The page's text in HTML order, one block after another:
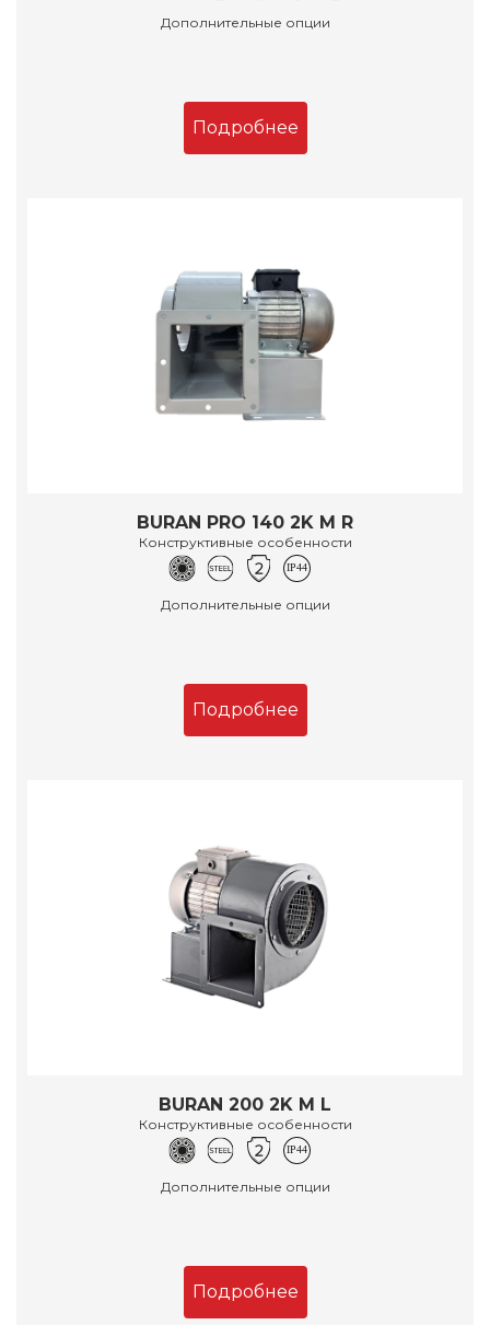
Дополнительные опции
Подробнее
BURAN PRO 140 2K M R
Конструктивные особенности
Дополнительные опции
Подробнее
BURAN 200 2K M L
Конструктивные особенности
Дополнительные опции
Подробнее